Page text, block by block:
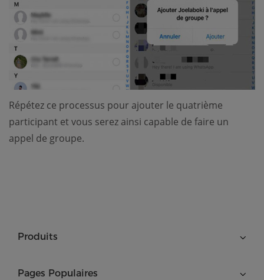
Répétez ce processus pour ajouter le quatrième
participant et vous serez ainsi capable de faire un
appel de groupe.
Produits
Pages Populaires